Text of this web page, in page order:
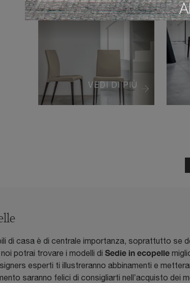
VEDI DI PIÙ
FLY
di casa è di centrale importanza, soprattutto se
potrai trovare i modelli di Sedie in ecopelle
esperti ti illustreranno abbinamenti e
saranno felici di consigliarti nell’acquisto dei